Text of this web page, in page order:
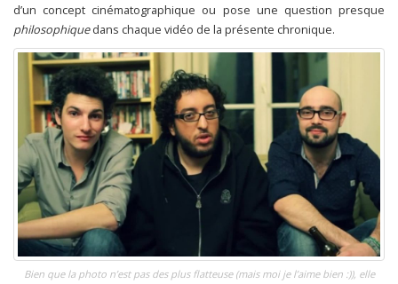
d’un concept cinématographique ou pose une question presque
philosophiquedans chaque vidéo de la présente chronique.
Bien que la photo n’est pas des plus flatteuse (mais moi je l’aime bien :)), elle